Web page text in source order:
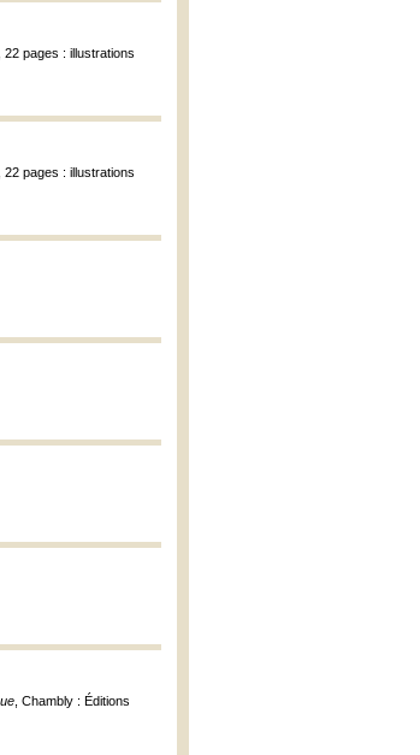
22 pages : illustrations
22 pages : illustrations
, Chambly : Éditions